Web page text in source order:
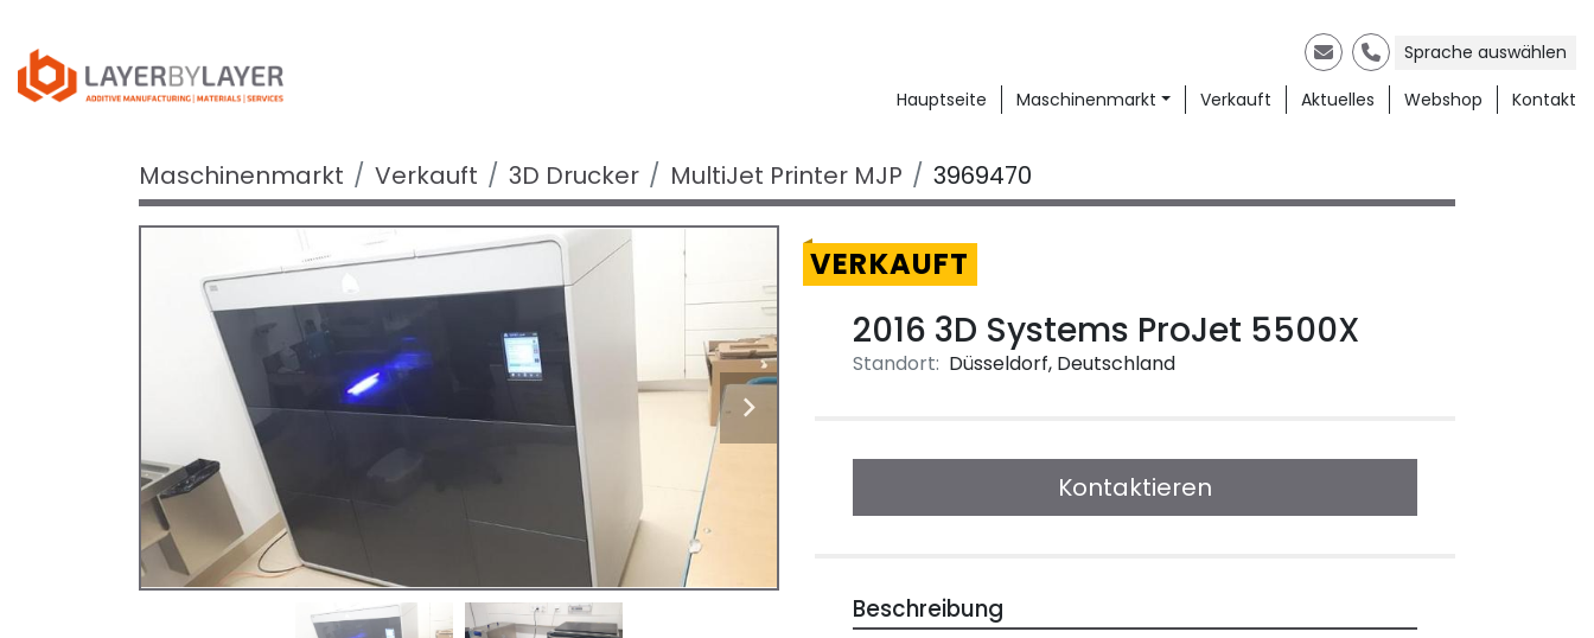
E-MailTelefonSprache auswählen
Hauptseite Maschinenmarkt Verkauft Aktuelles Webshop Kontakt
Maschinenmarkt Verkauft 3D Drucker MultiJet Printer MJP 3969470
VERKAUFT
2016 3D Systems ProJet 5500X
Standort: Düsseldorf, Deutschland
Kontaktieren
Beschreibung